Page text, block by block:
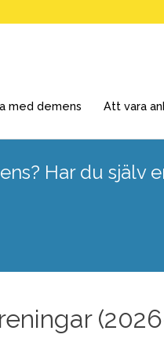
med demens Att vara
Har du själv